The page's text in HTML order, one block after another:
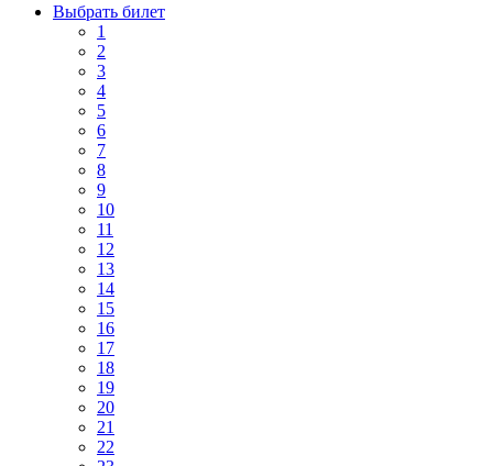
Выбрать билет
1
2
3
4
5
6
7
8
9
10
11
12
13
14
15
16
17
18
19
20
21
22